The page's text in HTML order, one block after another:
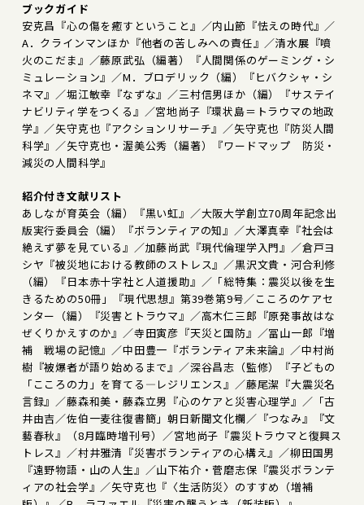
ブックガイド
安克昌『心の傷を癒すということ』／内山節『怯えの時代』／
A．クラインマンほか『他者の苦しみへの責任』／清水展『噴
火のこだま』／藤原武弘（編著）『人間関係のゲーミング・シ
ミュレーション』／M．ブロデリック（編）『ヒバクシャ・シ
ネマ』／堀江敏幸『なずな』／三村信男ほか（編）『サステイ
ナビリティ学をつくる』／宮地尚子『環状島＝トラウマの地政
学』／矢守克也『アクションリサーチ』／矢守克也『防災人間
科学』／矢守克也・渥美公秀（編著）『ワードマップ 防災・
減災の人間科学』
紹介付き文献リスト
あしなが育英会（編）『黒い虹』／大阪大学創立70周年記念出
版実行委員会（編）『ボランティアの知』／大澤真幸『社会は
絶えず夢を見ている』／加藤尚武『現代倫理学入門』／倉戸ヨ
シヤ『被災地における教師のストレス』／黒沢文貴・河合利修
（編）『日本赤十字社と人道援助』／「総特集：震災以後を生
きるための50冊」『現代思想』第39巻第9号／こころのケアセ
ンター（編）『災害とトラウマ』／高木仁三郎『原発事故はな
ぜくりかえすのか』／寺田寅彦『天災と国防』／冨山一郎『増
補 戦場の記憶』／中田豊一『ボランティア未来論』／中村尚
樹『被爆者が語り始めるまで』／深谷昌志（監修）『子どもの
「こころの力」を育てる―レジリエンス』／藤尾潔『大震災名
言録』／藤森和美・藤森立男『心のケアと災害心理学』／「古
井由吉／佐伯一麦往復書簡」朝日新聞文化欄／『つなみ』『文
藝春秋』（8月臨時増刊号）／宮地尚子『震災トラウマと復興ス
トレス』／村井雅清『災害ボランティアの心構え』／柳田国男
『遠野物語・山の人生』／山下祐介・菅磨志保『震災ボランテ
ィアの社会学』／矢守克也『〈生活防災〉のすすめ（増補